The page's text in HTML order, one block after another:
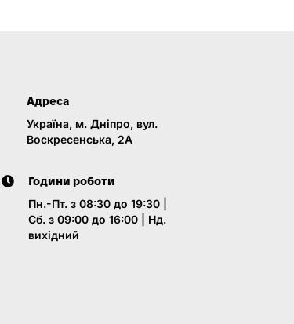
Адреса
Україна, м. Дніпро, вул.
Воскресенська, 2A
Години роботи
Пн.-Пт. з 08:30 до 19:30 |
Сб. з 09:00 до 16:00 | Нд.
вихідний